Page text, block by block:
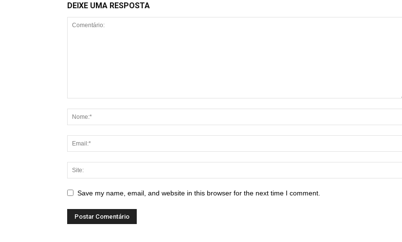
DEIXE UMA RESPOSTA
Save my name, email, and website in this browser for the next time I comment.